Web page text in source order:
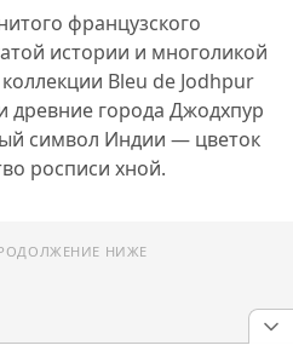
французского
истории и многоликой
Bleu de Jodhpur
древние города Джодхпур
символ Индии — цветок
росписи хной.
НИЖЕ